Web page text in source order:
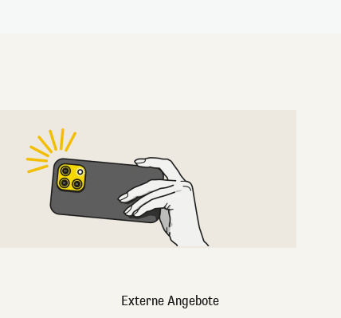
Externe Angebote